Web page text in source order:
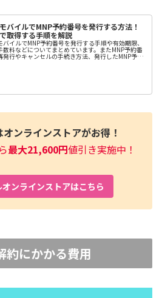
バイルでMNP予約番号を発行する方法！
取得する手順を解説
バイルでMNP予約番号を発行する手順や有効期限、
数料などについてまとめています。またMNP予約番
発行やキャンセルの手続き方法、発行したMNP予約
ンラインストアがお得！
最大21,600円値引き実施中！
ンラインストアはこちら
約にかかる費用